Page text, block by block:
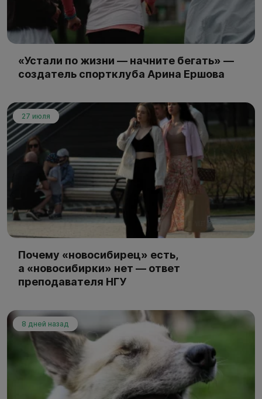
«Устали по жизни — начните бегать» —
создатель спортклуба Арина Ершова
27 июля
Почему «новосибирец» есть,
а «новосибирки» нет — ответ
преподавателя НГУ
8 дней назад